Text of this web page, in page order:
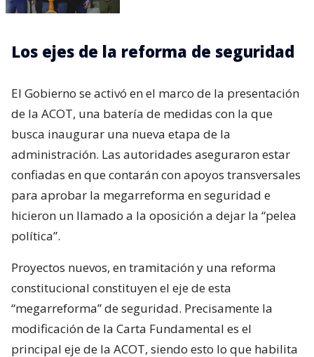
Los ejes de la reforma de seguridad
El Gobierno se activó en el marco de la presentación
de la ACOT, una batería de medidas con la que
busca inaugurar una nueva etapa de la
administración. Las autoridades aseguraron estar
confiadas en que contarán con apoyos transversales
para aprobar la megarreforma en seguridad e
hicieron un llamado a la oposición a dejar la “pelea
política”.
Proyectos nuevos, en tramitación y una reforma
constitucional constituyen el eje de esta
“megarreforma” de seguridad. Precisamente la
modificación de la Carta Fundamental es el
principal eje de la ACOT, siendo esto lo que habilita